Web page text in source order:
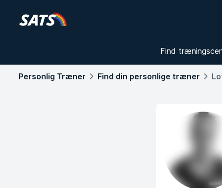
Find
Personlig Træner Find din personlige træner